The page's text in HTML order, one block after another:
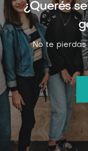
¿Querés
No te pierdas